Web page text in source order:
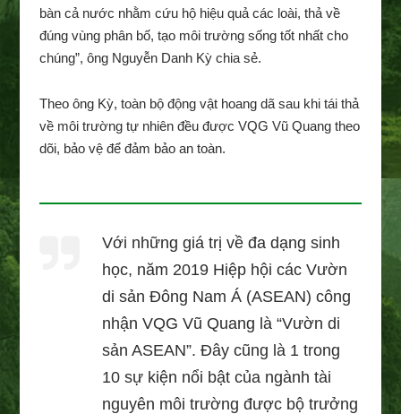
bàn cả nước nhằm cứu hộ hiệu quả các loài, thả về
đúng vùng phân bố, tạo môi trường sống tốt nhất cho
chúng”, ông Nguyễn Danh Kỳ chia sẻ.
Theo ông Kỳ, toàn bộ động vật hoang dã sau khi tái thả
về môi trường tự nhiên đều được VQG Vũ Quang theo
dõi, bảo vệ để đảm bảo an toàn.
Với những giá trị về đa dạng sinh
học, năm 2019 Hiệp hội các Vườn
di sản Đông Nam Á (ASEAN) công
nhận VQG Vũ Quang là “Vườn di
sản ASEAN”. Đây cũng là 1 trong
10 sự kiện nổi bật của ngành tài
nguyên môi trường được bộ trưởng